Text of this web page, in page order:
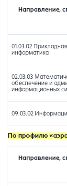
Направление,
01.03.02
информатика
02.03.03
обеспечение и
информационных
09.03.02
По профилю
Направление,